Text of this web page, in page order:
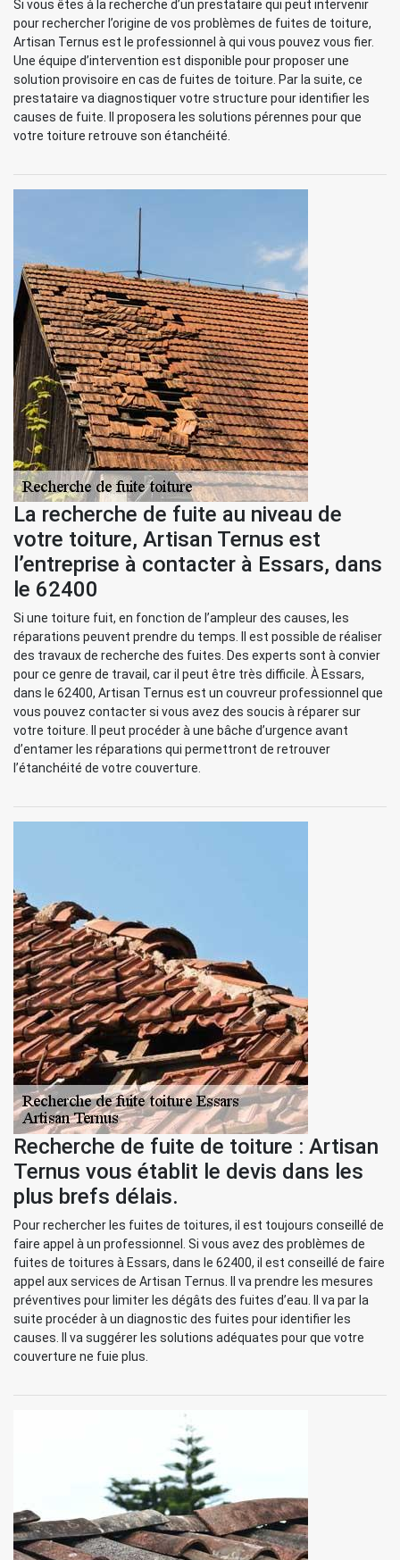
Si vous êtes à la recherche d’un prestataire qui peut intervenir
pour rechercher l’origine de vos problèmes de fuites de toiture,
Artisan Ternus est le professionnel à qui vous pouvez vous fier.
Une équipe d’intervention est disponible pour proposer une
solution provisoire en cas de fuites de toiture. Par la suite, ce
prestataire va diagnostiquer votre structure pour identifier les
causes de fuite. Il proposera les solutions pérennes pour que
votre toiture retrouve son étanchéité.
La recherche de fuite au niveau de
votre toiture, Artisan Ternus est
l’entreprise à contacter à Essars, dans
le 62400
Si une toiture fuit, en fonction de l’ampleur des causes, les
réparations peuvent prendre du temps. Il est possible de réaliser
des travaux de recherche des fuites. Des experts sont à convier
pour ce genre de travail, car il peut être très difficile. À Essars,
dans le 62400, Artisan Ternus est un couvreur professionnel que
vous pouvez contacter si vous avez des soucis à réparer sur
votre toiture. Il peut procéder à une bâche d’urgence avant
d’entamer les réparations qui permettront de retrouver
l’étanchéité de votre couverture.
Recherche de fuite de toiture : Artisan
Ternus vous établit le devis dans les
plus brefs délais.
Pour rechercher les fuites de toitures, il est toujours conseillé de
faire appel à un professionnel. Si vous avez des problèmes de
fuites de toitures à Essars, dans le 62400, il est conseillé de faire
appel aux services de Artisan Ternus. Il va prendre les mesures
préventives pour limiter les dégâts des fuites d’eau. Il va par la
suite procéder à un diagnostic des fuites pour identifier les
causes. Il va suggérer les solutions adéquates pour que votre
couverture ne fuie plus.